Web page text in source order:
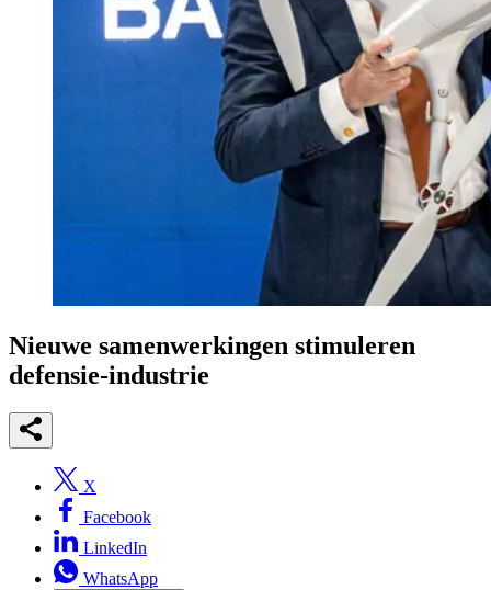
Nieuwe samenwerkingen stimuleren
defensie-industrie
X
Facebook
LinkedIn
WhatsApp